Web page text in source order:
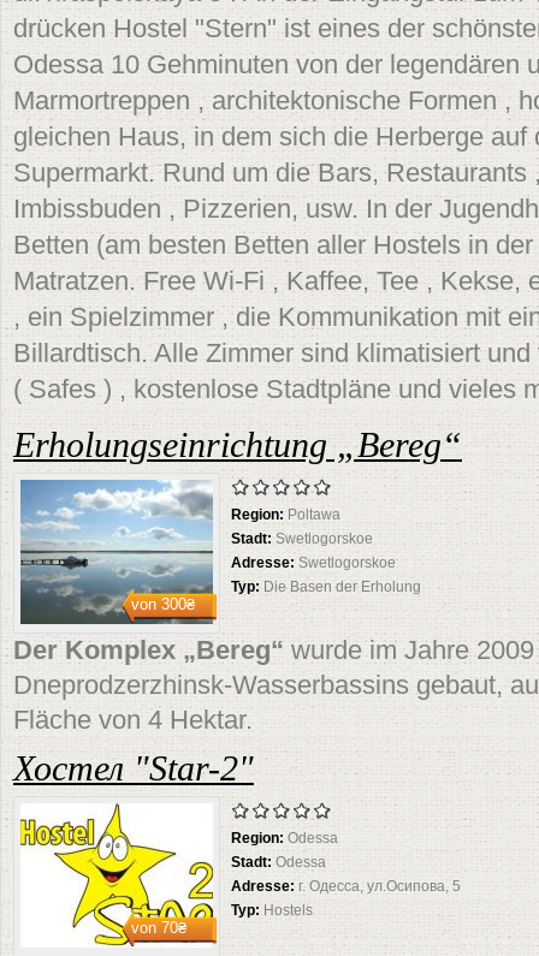
drücken Hostel "Stern" ist eines der
Odessa 10 Gehminuten von der legendären
Marmortreppen , architektonische Formen ,
gleichen Haus, in dem sich die Herberge auf
Supermarkt. Rund um die Bars,
Imbissbuden , Pizzerien, usw. In der
Betten (am besten Betten aller Hostels in
Matratzen. Free Wi-Fi , Kaffee, Tee , Kekse,
, ein Spielzimmer , die Kommunikation mit
Billardtisch. Alle Zimmer sind klimatisiert
( Safes ) , kostenlose Stadtpläne und vieles
Erholungseinrichtung „Bereg“
von300₴
Region: Poltawa
Stadt: Swetlogorskoe
Adresse:Swetlogorskoe
Typ: Die Basen der Erholung
Der Komplex „Bereg“wurde im Jahre
Dneprodzerzhinsk-Wasserbassins gebaut,
Fläche von 4 Hektar.
Хостел "Star-2"
von70₴
Region: Odessa
Stadt: Odessa
Adresse:г. Одесса, ул.Осипова, 5
Typ: Hostels